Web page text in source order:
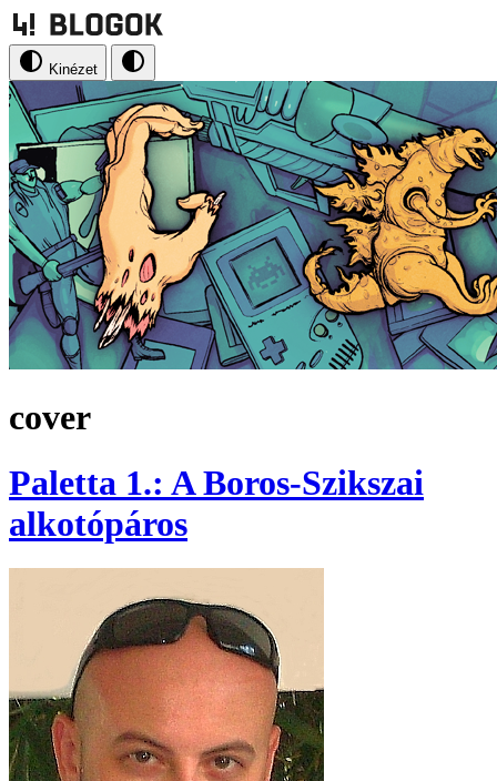
Kinézet
cover
Paletta 1.: A Boros-Szikszai
alkotópáros